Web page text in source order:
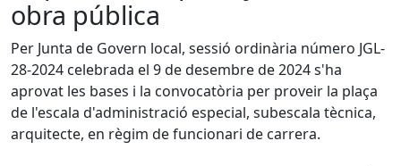
obra pública
Per Junta de Govern local, sessió ordinària número JGL-
28-2024 celebrada el 9 de desembre de 2024 s'ha
aprovat les bases i la convocatòria per proveir la plaça
de l'escala d'administració especial, subescala tècnica,
arquitecte, en règim de funcionari de carrera.